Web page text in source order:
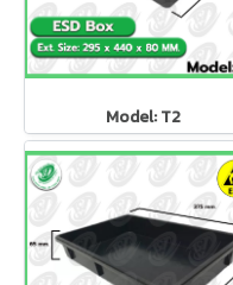
Model: T2